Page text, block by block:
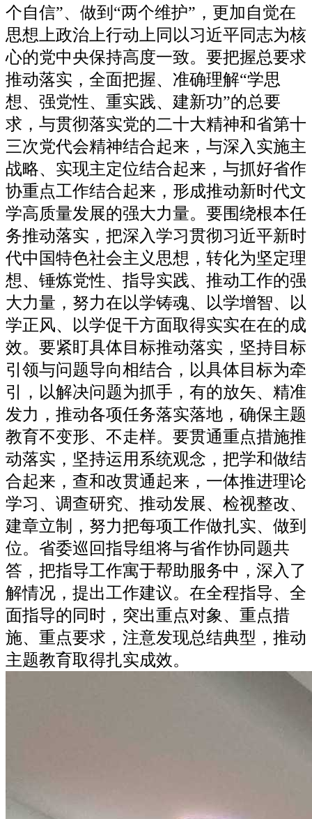
个自信”、做到“两个维护”，更加自觉在
思想上政治上行动上同以习近平同志为核
心的党中央保持高度一致。要把握总要求
推动落实，全面把握、准确理解“学思
想、强党性、重实践、建新功”的总要
求，与贯彻落实党的二十大精神和省第十
三次党代会精神结合起来，与深入实施主
战略、实现主定位结合起来，与抓好省作
协重点工作结合起来，形成推动新时代文
学高质量发展的强大力量。要围绕根本任
务推动落实，把深入学习贯彻习近平新时
代中国特色社会主义思想，转化为坚定理
想、锤炼党性、指导实践、推动工作的强
大力量，努力在以学铸魂、以学增智、以
学正风、以学促干方面取得实实在在的成
效。要紧盯具体目标推动落实，坚持目标
引领与问题导向相结合，以具体目标为牵
引，以解决问题为抓手，有的放矢、精准
发力，推动各项任务落实落地，确保主题
教育不变形、不走样。要贯通重点措施推
动落实，坚持运用系统观念，把学和做结
合起来，查和改贯通起来，一体推进理论
学习、调查研究、推动发展、检视整改、
建章立制，努力把每项工作做扎实、做到
位。省委巡回指导组将与省作协同题共
答，把指导工作寓于帮助服务中，深入了
解情况，提出工作建议。在全程指导、全
面指导的同时，突出重点对象、重点措
施、重点要求，注意发现总结典型，推动
主题教育取得扎实成效。